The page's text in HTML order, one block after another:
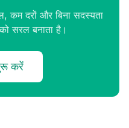
कम दरों और बिना सदस्यता
सरल बनाता है।
करें